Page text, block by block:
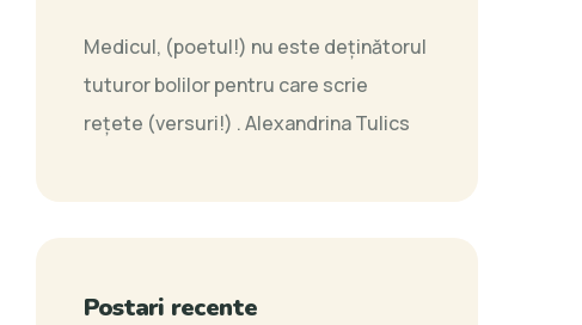
Medicul, (poetul!) nu este deţinătorul
tuturor bolilor pentru care scrie
rețete (versuri!) .Alexandrina Tulics
Postari recente